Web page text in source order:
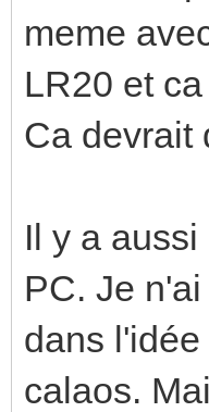
meme
LR20 et
Ca devrait
Il y a
PC. Je
dans
calaos.